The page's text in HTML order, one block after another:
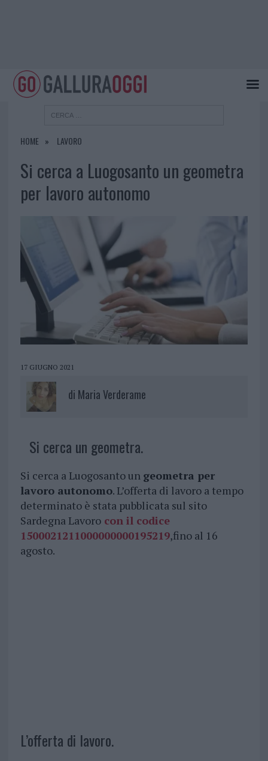
HOME LAVORO
Si cerca a Luogosanto un geometra
per lavoro autonomo
17 GIUGNO 2021
di Maria Verderame
Si cerca un geometra.
Si cerca a Luogosanto un geometra per
lavoro autonomo. L’offerta di lavoro a tempo
determinato è stata pubblicata sul sito
Sardegna Lavoro con il codice
1500021211000000000195219,fino al 16
agosto.
L’offerta di lavoro.